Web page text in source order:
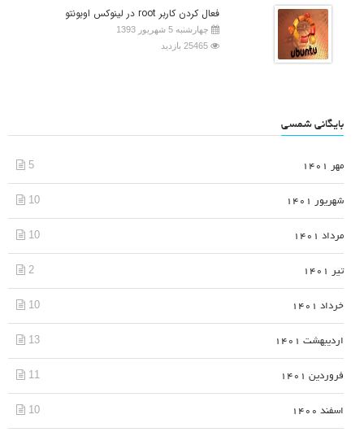
فعال کردن کاربر root در لینوکس اوبونتو
چهارشنبه 5 شهریور 1393
25465 بازدید
بایگانی شمسی
مهر 1401 5
شهریور 1401 10
مرداد 1401 10
تیر 1401 2
خرداد 1401 10
اردیبهشت 1401 13
فروردین 1401 11
اسفند 1400 10